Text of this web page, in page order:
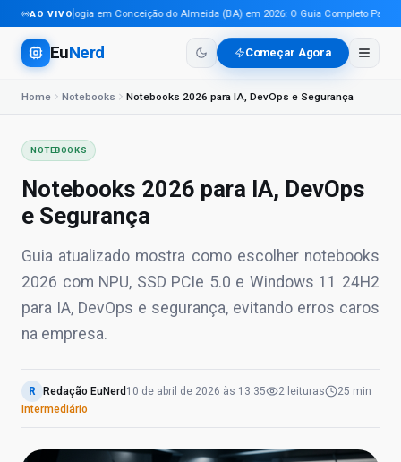
AO VIVO
Tecnologia em Conceição do Almeida (BA) em 2026: O Guia Completo Para
EuNerd Começar Agora
Home Notebooks Notebooks 2026 para IA, DevOps e Segurança
NOTEBOOKS
Notebooks 2026 para IA, DevOps
e Segurança
Guia atualizado mostra como escolher notebooks
2026 com NPU, SSD PCIe 5.0 e Windows 11 24H2
para IA, DevOps e segurança, evitando erros caros
na empresa.
R Redação EuNerd 10 de abril de 2026 às 13:35 2 leituras
25 min
Intermediário